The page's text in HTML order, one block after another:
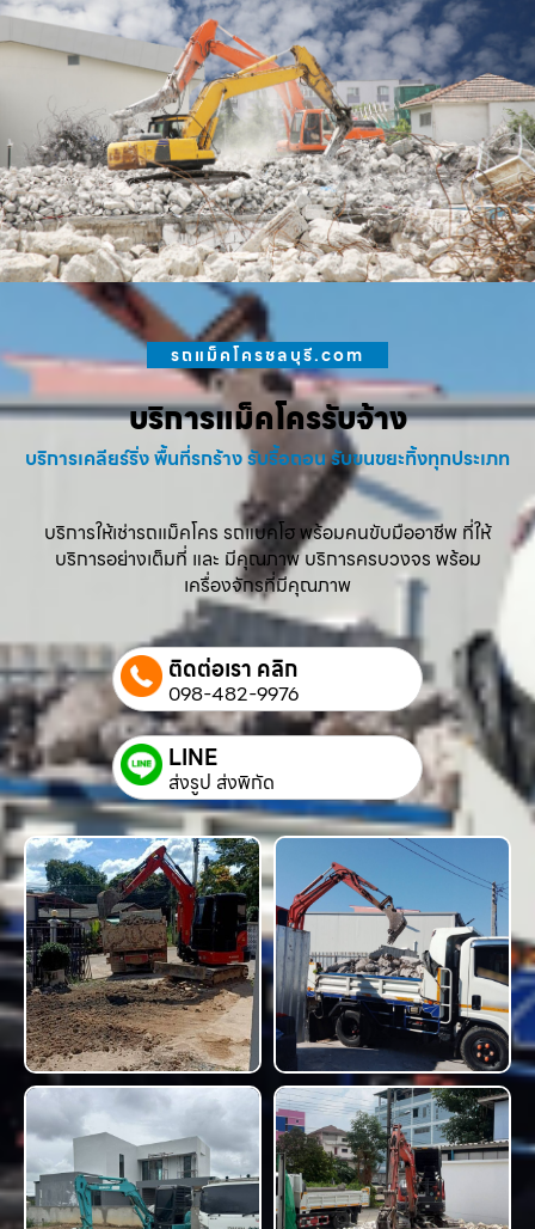
รถแม็คโครชลบุรี.com
บริการแม็คโครรับจ้าง
บริการเคลียร์ริ่ง พื้นที่รกร้าง รับรื้อถอน รับขนขยะทิ้งทุกประเภท
บริการให้เช่ารถแม็คโคร รถแบคโฮ พร้อมคนขับมืออาชีพ ที่ให้
บริการอย่างเต็มที่ และ มีคุณภาพ บริการครบวงจร พร้อม
เครื่องจักรที่มีคุณภาพ
ติดต่อเรา คลิก
098-482-9976
LINE
ส่งรูป ส่งพิกัด